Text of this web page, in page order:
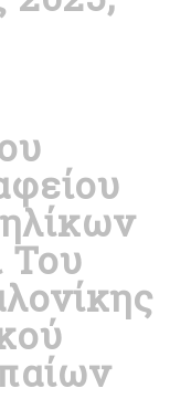
Του